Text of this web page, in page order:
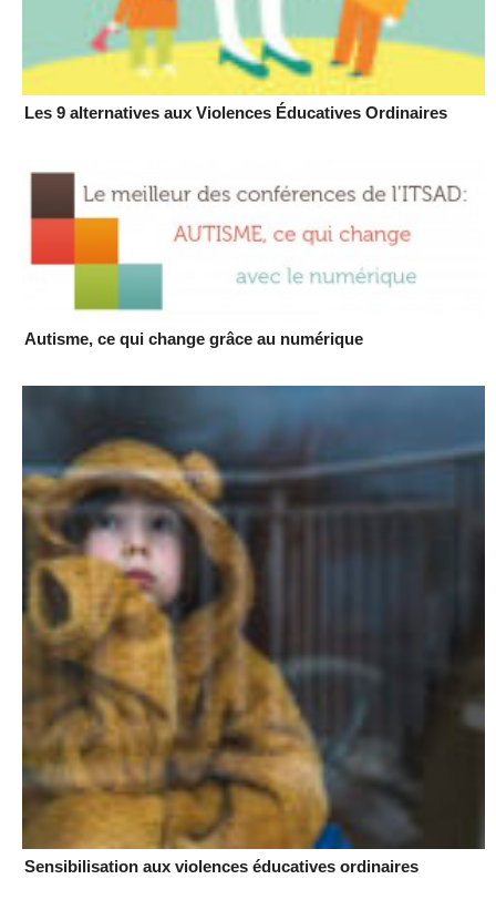
Les 9 alternatives aux Violences Éducatives Ordinaires
Autisme, ce qui change grâce au numérique
Sensibilisation aux violences éducatives ordinaires